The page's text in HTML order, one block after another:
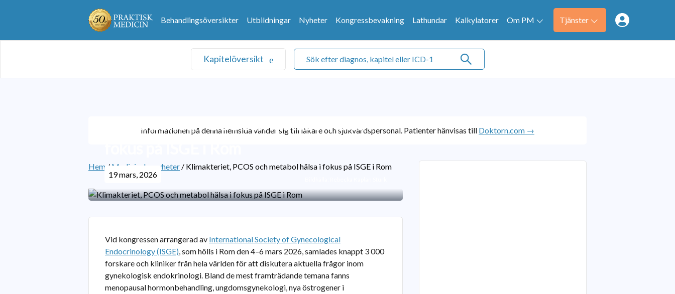
Behandlingsöversikter Utbildningar Nyheter Kongressbevakning Lathundar Kalkylatorer Om PM Tjänster
Kapitelöversikt
Informationen på denna hemsida vänder sig till läkare och sjukvårdspersonal. Patienter hänvisas till Doktorn.com →
Hem / Medicinska nyheter / Klimakteriet, PCOS och metabol hälsa i fokus på ISGE i Rom
Klimakteriet, PCOS och metabol hälsa i
19 mars, 2026
Vid kongressen arrangerad av International Society of Gynecological
Endocrinology (ISGE), som hölls i Rom den 4–6 mars 2026, samlades knappt 3 000
forskare och kliniker från hela världen för att diskutera aktuella frågor inom
gynekologisk endokrinologi. Bland de mest framträdande temana fanns
menopausal hormonbehandling, ungdomsgynekologi, nya östrogener i